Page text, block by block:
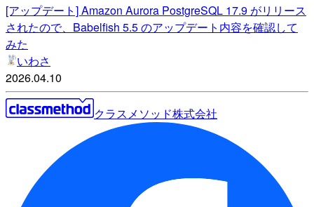
[アップデート] Amazon Aurora PostgreSQL 17.9 がリリース
されたので、Babelfish 5.5 のアップデート内容を確認して
みた
いわさ
2026.04.10
クラスメソッド株式会社